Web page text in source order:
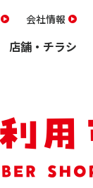
会社情報
店舗・チラシ